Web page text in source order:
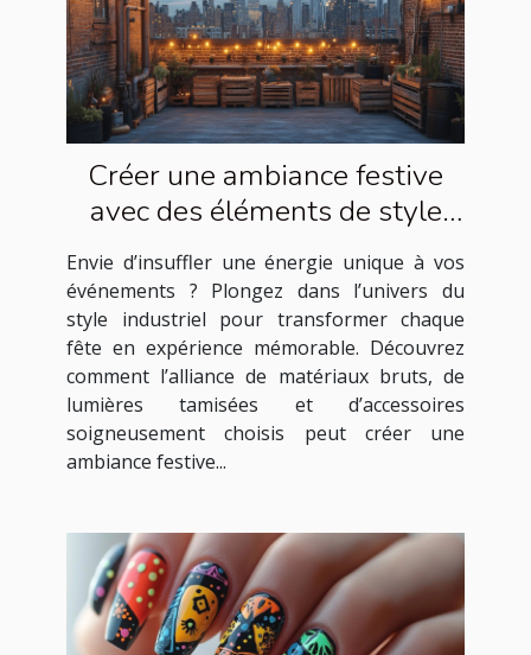
Créer une ambiance festive
avec des éléments de style
industriel
Envie d’insuffler une énergie unique à vos
événements ? Plongez dans l’univers du
style industriel pour transformer chaque
fête en expérience mémorable. Découvrez
comment l’alliance de matériaux bruts, de
lumières tamisées et d’accessoires
soigneusement choisis peut créer une
ambiance festive...